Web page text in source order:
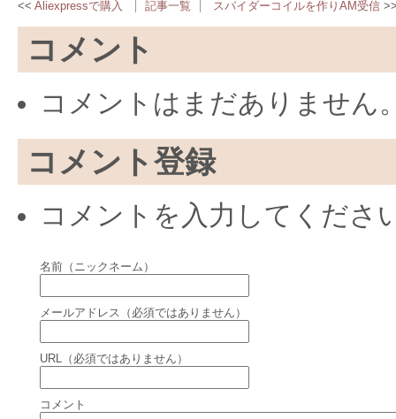
Aliexpressで購入 記事一覧 スパイダーコイルを作りAM受信
コメント
コメントはまだありません
コメント登録
コメントを入力してくださ
名前（ニックネーム）
メールアドレス（必須ではありません）
URL（必須ではありません）
コメント